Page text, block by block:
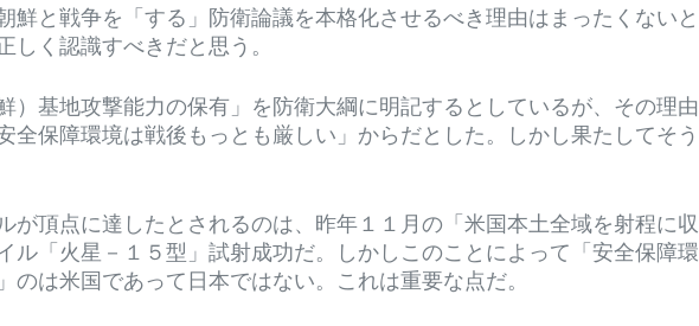
鮮と戦争を「する」防衛論議を本格化させるべき理由はまったくないと
しく認識すべきだと思う。
）基地攻撃能力の保有」を防衛大綱に明記するとしているが、その理由
全保障環境は戦後もっとも厳しい」からだとした。しかし果たしてそう
が頂点に達したとされるのは、昨年１１月の「米国本土全域を射程に収
ル「火星－１５型」試射成功だ。しかしこのことによって「安全保障環
のは米国であって日本ではない。これは重要な点だ。